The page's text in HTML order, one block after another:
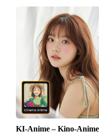
KI-Anime – Kino-Anime